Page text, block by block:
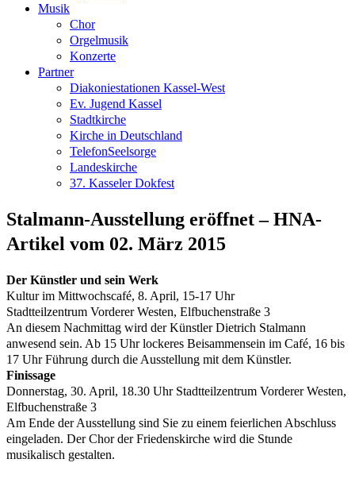
Musik
Chor
Orgelmusik
Konzerte
Partner
Diakoniestationen Kassel-West
Ev. Jugend Kassel
Stadtkirche
Kirche in Deutschland
TelefonSeelsorge
Landeskirche
37. Kasseler Dokfest
Stalmann-Ausstellung eröffnet – HNA-
Artikel vom 02. März 2015
Der Künstler und sein Werk
Kultur im Mittwochscafé, 8. April, 15-17 Uhr
Stadtteilzentrum Vorderer Westen, Elfbuchenstraße 3
An diesem Nachmittag wird der Künstler Dietrich Stalmann
anwesend sein. Ab 15 Uhr lockeres Beisammensein im Café, 16 bis
17 Uhr Führung durch die Ausstellung mit dem Künstler.
Finissage
Donnerstag, 30. April, 18.30 Uhr Stadtteilzentrum Vorderer Westen,
Elfbuchenstraße 3
Am Ende der Ausstellung sind Sie zu einem feierlichen Abschluss
eingeladen. Der Chor der Friedenskirche wird die Stunde
musikalisch gestalten.